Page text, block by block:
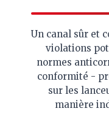
Un canal sûr et
violations
normes
conformité -
sur les
manière